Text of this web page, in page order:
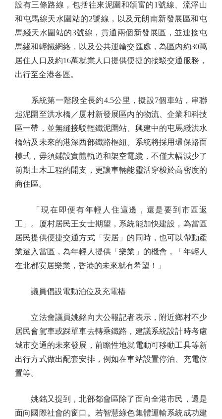
設有三條路線，包括往來泥圍和頌富的1號線、流浮山
和屯馬線天水圍站的2號線，以及元朗南新發展區和屯
馬綫天水圍站的3號線，貫通兩個新發展區，並連接屯
馬綫和輕鐵網絡，以及公共運輸交匯處，為區內約30萬
居住人口及約16萬就業人口提供便捷的接駁交通服務，
出行至全港各區。
系統第一階段全長約4.5公里，擬設7個車站，串聯
起泥圍至洪水橋／厦村新發展區內的物流、企業和科技
區一帶，並無縫接駁輕鐵泥圍站、興建中的屯馬綫洪水
橋站及未來的港深西部鐵路樞紐。系統將採用環保路面
模式，毋須鋪設實體軌道和架空電纜，不僅大幅減少了
前期土木工程的開支，更讓車輛能靈活穿梭於高密度的
商住區。
「現在即便有年輕人住這邊，還是要到市區返
工」。厦村居民王女士期望，系統能加快建設，為當區
居民提供便捷交通方式「安居」的同時，也可以帶動產
業遷入當區，為年輕人提供「樂業」的機會，「年輕人
在北都安居樂業，香港的未來就有希望！」
議員倡設電動泊位及充電樁
立法會議員姚銘向大公報記者表示，附近鄉村不少
居民會駕車或踩單車去轉乘鐵路，建議系統設計時考慮
城市交通的未來發展，前瞻性地就電動可移動工具等新
出行方式做出配套安排，例如在車站設置停泊、充電位
置等。
姚銘又提到，北部都會區除了面向全港市民，還是
面向國際社會的窗口。若智慧綠色集體運輸系統成功建